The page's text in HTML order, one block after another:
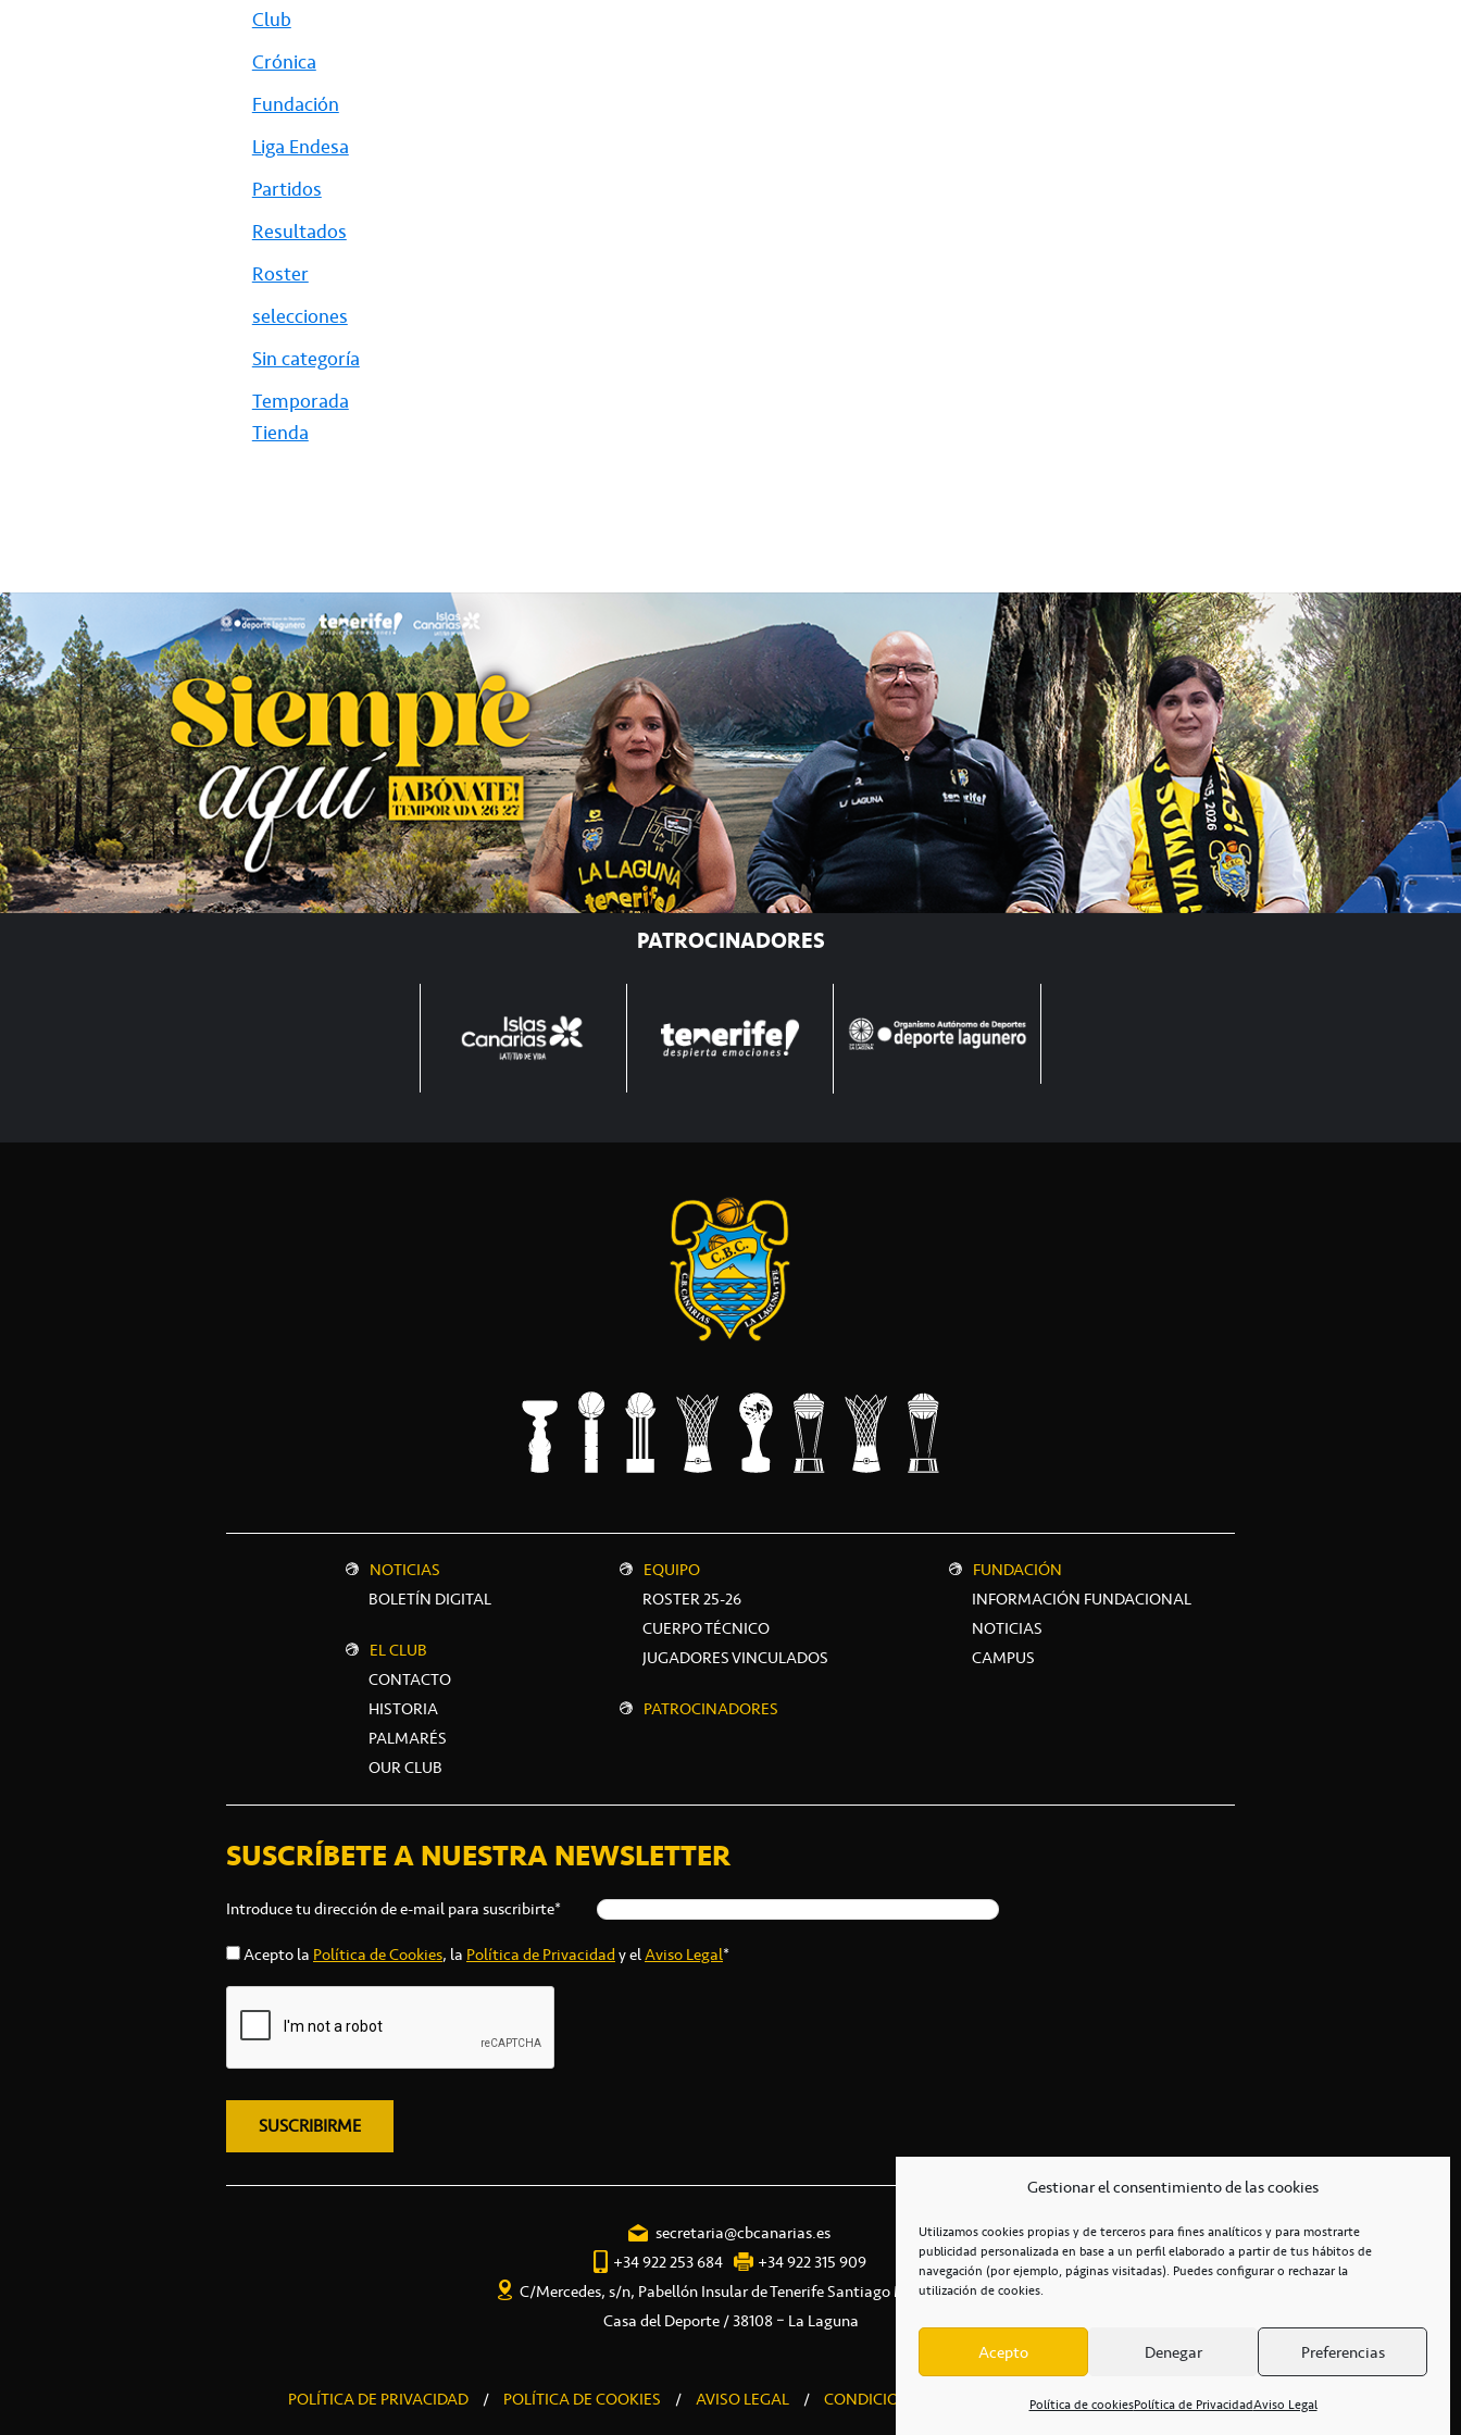
Gestionar el consentimiento de las cookies
Utilizamos cookies propias y de terceros para fines analíticos y para mostrarte
publicidad personalizada en base a un perfil elaborado a partir de tus hábitos de
navegación (por ejemplo, páginas visitadas). Puedes configurar o rechazar la
utilización de cookies.
Acepto Denegar Preferencias
Política de cookiesPolítica de PrivacidadAviso Legal
Club
Crónica
Fundación
Liga Endesa
Partidos
Resultados
Roster
selecciones
Sin categoría
Temporada
Tienda
PATROCINADORES
NOTICIAS
BOLETÍN DIGITAL
EL CLUB
CONTACTO
HISTORIA
PALMARÉS
OUR CLUB
EQUIPO
ROSTER 25-26
CUERPO TÉCNICO
JUGADORES VINCULADOS
PATROCINADORES
FUNDACIÓN
INFORMACIÓN FUNDACIONAL
NOTICIAS
CAMPUS
SUSCRÍBETE A NUESTRA NEWSLETTER
Introduce tu dirección de e-mail para suscribirte*
Acepto la Política de Cookies, la Política de Privacidady elAviso Legal*
secretaria@cbcanarias.es
+34 922 253 684
+34 922 315 909
C/Mercedes, s/n, Pabellón Insular de Tenerife Santiago Martín
Casa del Deporte / 38108 – La Laguna
POLÍTICA DE PRIVACIDAD / POLÍTICA DE COOKIES / AVISO LEGAL / CONDICIONES COMERCIALES / ACCESIBILIDAD